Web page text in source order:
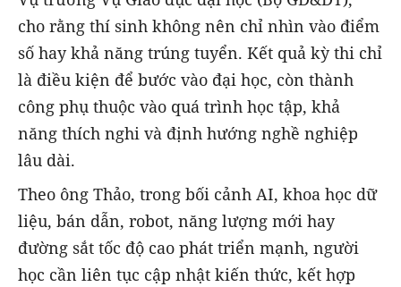
cho rằng thí sinh không nên chỉ nhìn vào điểm
số hay khả năng trúng tuyển. Kết quả kỳ thi chỉ
là điều kiện để bước vào đại học, còn thành
công phụ thuộc vào quá trình học tập, khả
năng thích nghi và định hướng nghề nghiệp
lâu dài.
Theo ông Thảo, trong bối cảnh AI, khoa học dữ
liệu, bán dẫn, robot, năng lượng mới hay
đường sắt tốc độ cao phát triển mạnh, người
học cần liên tục cập nhật kiến thức, kết hợp